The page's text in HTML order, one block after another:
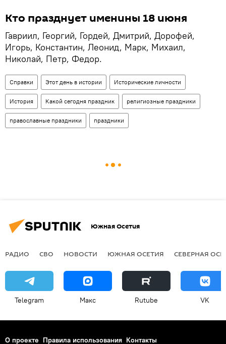
Кто празднует именины 18 июня
Гавриил, Георгий, Гордей, Дмитрий, Дорофей,
Игорь, Константин, Леонид, Марк, Михаил,
Николай, Петр, Федор.
Справки Этот день в истории Исторические личности
История Какой сегодня праздник религиозные праздники
православные праздники праздники
Южная Осетия
РАДИО СВО НОВОСТИ ЮЖНАЯ ОСЕТИЯ СЕВЕРНАЯ
Telegram Макс Rutube VK
О проекте Правила использования Контакты